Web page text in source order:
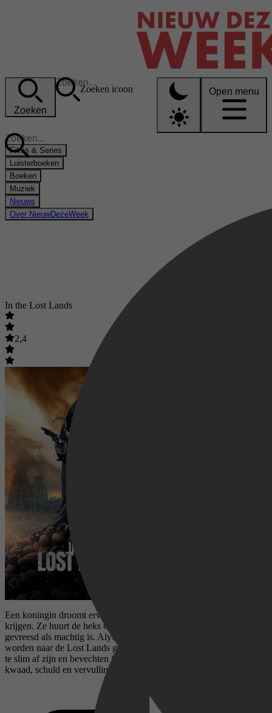
Zoeken
Zoeken icoon Open menu
Films & Series
Luisterboeken
Boeken
Muziek
Nieuws
Over NieuwDezeWeek
In the Lost Lands
2,4
Een koningin droomt ervan om de gave van gedaanteverwisseling te
krijgen. Ze huurt de heks Gray Alys in, een vrouw die even
gevreesd als machtig is. Alys en haar gids, de zwerver Boyce,
worden naar de Lost Lands gestuurd en moeten de mens en demon
te slim af zijn en bevechten in een fabel die de aard van goed en
kwaad, schuld en vervulling, liefde en verlies onderzoekt.